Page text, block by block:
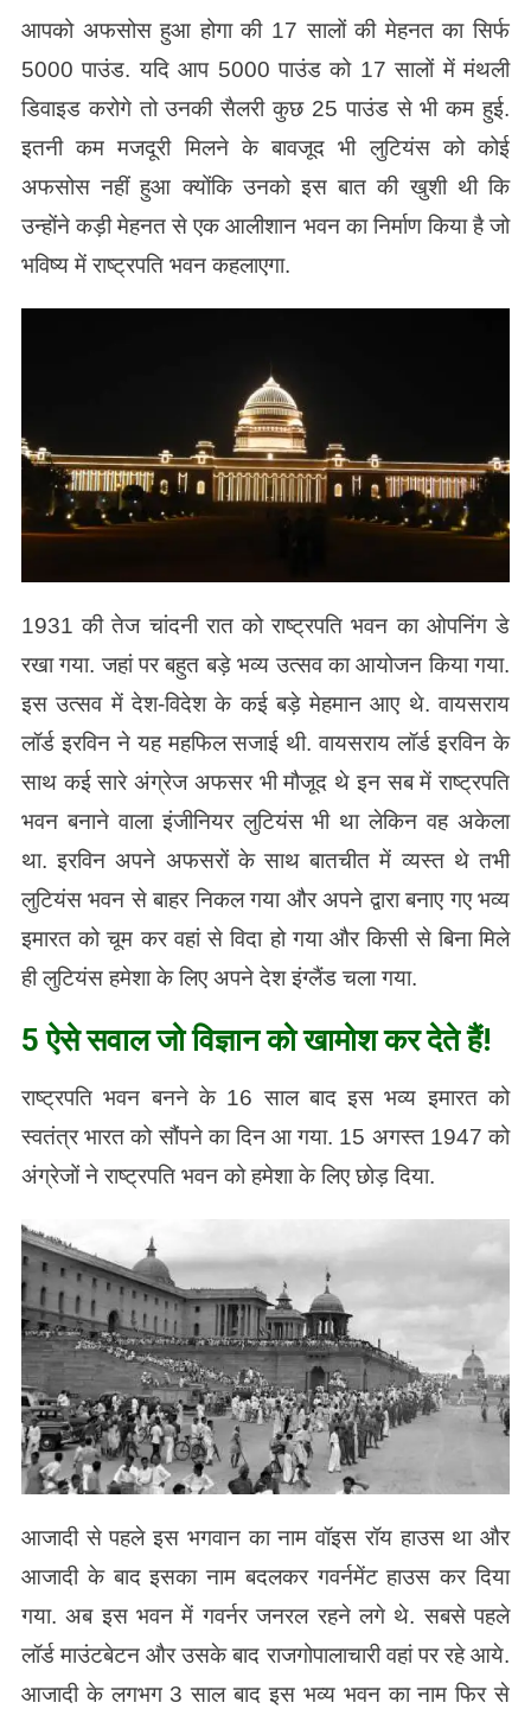
आपको अफसोस हुआ होगा की 17 सालों की मेहनत का सिर्फ
5000 पाउंड. यदि आप 5000 पाउंड को 17 सालों में मंथली
डिवाइड करोगे तो उनकी सैलरी कुछ 25 पाउंड से भी कम हुई.
इतनी कम मजदूरी मिलने के बावजूद भी लुटियंस को कोई
अफसोस नहीं हुआ क्योंकि उनको इस बात की खुशी थी कि
उन्होंने कड़ी मेहनत से एक आलीशान भवन का निर्माण किया है जो
भविष्य में राष्ट्रपति भवन कहलाएगा.
1931 की तेज चांदनी रात को राष्ट्रपति भवन का ओपनिंग डे
रखा गया. जहां पर बहुत बड़े भव्य उत्सव का आयोजन किया गया.
इस उत्सव में देश-विदेश के कई बड़े मेहमान आए थे. वायसराय
लॉर्ड इरविन ने यह महफिल सजाई थी. वायसराय लॉर्ड इरविन के
साथ कई सारे अंग्रेज अफसर भी मौजूद थे इन सब में राष्ट्रपति
भवन बनाने वाला इंजीनियर लुटियंस भी था लेकिन वह अकेला
था. इरविन अपने अफसरों के साथ बातचीत में व्यस्त थे तभी
लुटियंस भवन से बाहर निकल गया और अपने द्वारा बनाए गए भव्य
इमारत को चूम कर वहां से विदा हो गया और किसी से बिना मिले
ही लुटियंस हमेशा के लिए अपने देश इंग्लैंड चला गया.
5 ऐसे सवाल जो विज्ञान को खामोश कर देते हैं!
राष्ट्रपति भवन बनने के 16 साल बाद इस भव्य इमारत को
स्वतंत्र भारत को सौंपने का दिन आ गया. 15 अगस्त 1947 को
अंग्रेजों ने राष्ट्रपति भवन को हमेशा के लिए छोड़ दिया.
आजादी से पहले इस भगवान का नाम वॉइस रॉय हाउस था और
आजादी के बाद इसका नाम बदलकर गवर्नमेंट हाउस कर दिया
गया. अब इस भवन में गवर्नर जनरल रहने लगे थे. सबसे पहले
लॉर्ड माउंटबेटन और उसके बाद राजगोपालाचारी वहां पर रहे आये.
आजादी के लगभग 3 साल बाद इस भव्य भवन का नाम फिर से